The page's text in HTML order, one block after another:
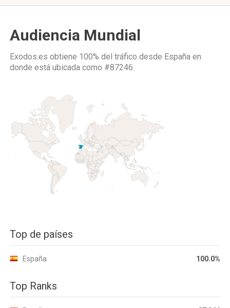
Audiencia Mundial
Exodos.es obtiene 100% del tráfico desde España en
donde está ubicada como #87246.
Top de países
España 100.0%
Top Ranks